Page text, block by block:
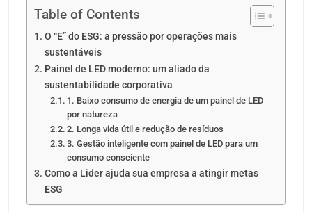
Table of Contents
O “E” do ESG: a pressão por operações mais
sustentáveis
Painel de LED moderno: um aliado da
sustentabilidade corporativa
1. Baixo consumo de energia de um painel de LED
por natureza
2. Longa vida útil e redução de resíduos
3. Gestão inteligente com painel de LED para um
consumo consciente
Como a Lider ajuda sua empresa a atingir metas
ESG